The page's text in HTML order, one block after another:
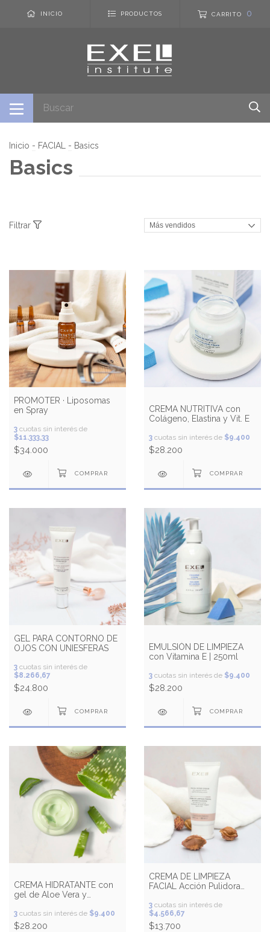
INICIO PRODUCTOS CARRITO 0
Inicio - FACIAL - Basics
Basics
Filtrar
PROMOTER · Liposomas
en Spray
3 cuotas sin interés de
$11.333,33
$34.000
CREMA NUTRITIVA con
Colágeno, Elastina y Vit. E
3 cuotas sin interés de $9.400
$28.200
GEL PARA CONTORNO DE
OJOS CON UNIESFERAS
3 cuotas sin interés de
$8.266,67
$24.800
EMULSIÓN DE LIMPIEZA
con Vitamina E | 250ml
3 cuotas sin interés de $9.400
$28.200
CREMA HIDRATANTE con
gel de Aloe Vera y
3 cuotas sin interés de $9.400
$28.200
CREMA DE LIMPIEZA
FACIAL Acción Pulidora
3 cuotas sin interés de
$4.566,67
$13.700